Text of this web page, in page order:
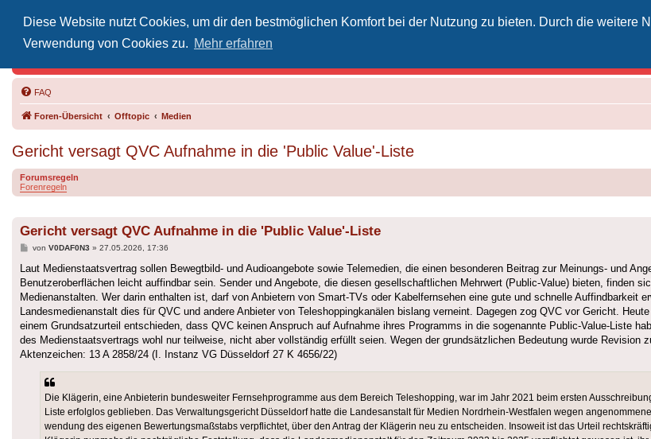
Diese Website nutzt Cookies, um dir den bestmöglichen Komfort bei der Nutzung zu bieten. Durch die weitere
Verwendung von Cookies zu. Mehr erfahren
FAQ
Foren-Übersicht Offtopic Medien
Gericht versagt QVC Aufnahme in die 'Public Value'-Liste
Forumsregeln
Forenregeln
Gericht versagt QVC Aufnahme in die 'Public Value'-Liste
Beitrag
von V0DAF0N3 » 27.05.2026, 17:36
Laut Medienstaatsvertrag sollen Bewegtbild- und Audioangebote sowie Telemedien, die einen besonderen Beitrag zur Meinungs- und
Benutzeroberflächen leicht auffindbar sein. Sender und Angebote, die diesen gesellschaftlichen Mehrwert (Public-Value) bieten, finden
Medienanstalten. Wer darin enthalten ist, darf von Anbietern von Smart-TVs oder Kabelfernsehen eine gute und schnelle Auffindbarkeit
Landesmedienanstalt dies für QVC und andere Anbieter von Teleshoppingkanälen bislang verneint. Dagegen zog QVC vor Gericht.
einem Grundsatzurteil entschieden, dass QVC keinen Anspruch auf Aufnahme ih­res Programms in die sogenannte Public-Value-Liste
des Medienstaatsvertrags wohl nur teilweise, nicht aber vollständig erfüllt seien. Wegen der grundsätzlichen Bedeutung wurde Revision
Aktenzeichen: 13 A 2858/24 (I. Instanz VG Düsseldorf 27 K 4656/22)
Die Klägerin, eine Anbieterin bundesweiter Fernsehprogramme aus dem Bereich Teleshopping, war im Jahr 2021 beim ersten
Liste erfolglos geblie­ben. Das Verwaltungsgericht Düsseldorf hatte die Landesanstalt für Medien Nord­rhein-Westfalen wegen
wendung des eigenen Bewertungsmaßstabs verpflichtet, über den Antrag der Kläge­rin neu zu entscheiden. Insoweit ist das Urteil